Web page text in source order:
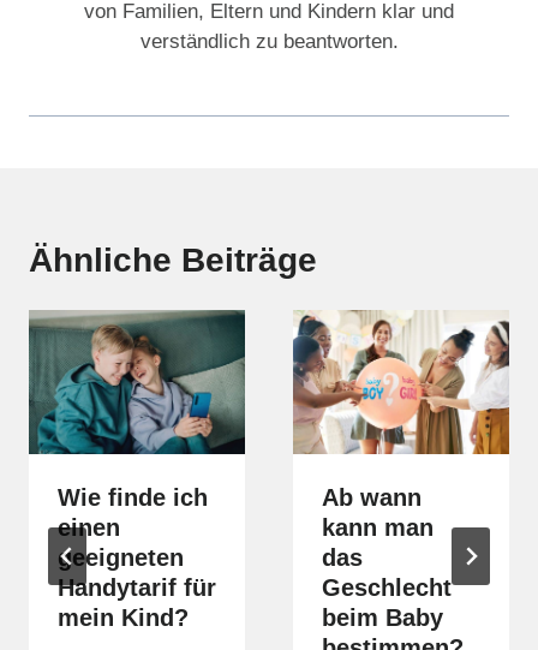
von Familien, Eltern und Kindern klar und
verständlich zu beantworten.
Ähnliche Beiträge
Wie finde ich
einen
geeigneten
Handytarif für
mein Kind?
Ab wann
kann man
das
Geschlecht
beim Baby